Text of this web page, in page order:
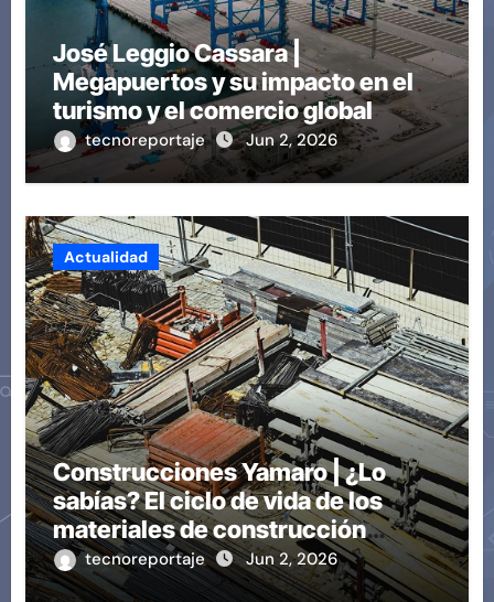
José Leggio Cassara |
Megapuertos y su impacto en el
turismo y el comercio global
tecnoreportaje Jun 2, 2026
Actualidad
Construcciones Yamaro | ¿Lo
sabías? El ciclo de vida de los
materiales de construcción
revoluciona eficiencia en
proyectos modernos
tecnoreportaje Jun 2, 2026